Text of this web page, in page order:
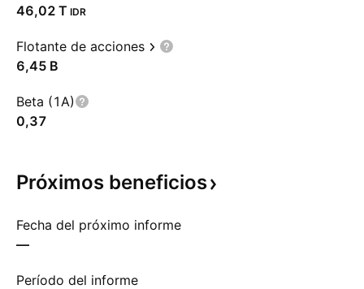
‪46,02 T‬ IDR
Flotante de acciones
‪6,45 B‬
Beta (1A)
0,37
Próximos beneficios
Fecha del próximo informe
—
Período del informe